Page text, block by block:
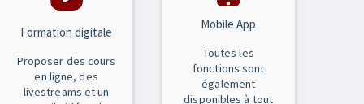
Formation digitale
Proposer des cours
en ligne, des
livestreams et un
Mobile App
Toutes les
fonctions sont
également
disponibles à tout